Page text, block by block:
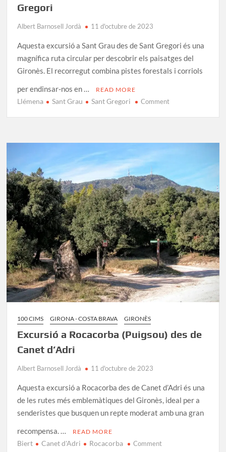
Gregori
Albert Barnosell Jordà 11 d'octubre de 2023
Aquesta excursió a Sant Grau des de Sant Gregori és una
magnífica ruta circular per descobrir els paisatges del
Gironès. El recorregut combina pistes forestals i corriols
per endinsar-nos en …
READ MORE
Llémena Sant Grau Sant Gregori Commenton
Grau
Sant
Gregori
100 CIMS GIRONA - COSTA BRAVA GIRONÈS
Excursió a Rocacorba (Puigsou) des de
Canet d’Adri
Albert Barnosell Jordà 11 d'octubre de 2023
Aquesta excursió a Rocacorba des de Canet d’Adri és una
de les rutes més emblemàtiques del Gironès, ideal per a
senderistes que busquen un repte moderat amb una gran
recompensa. …
READ MORE
Biert Canet d'Adri Rocacorba Commenton